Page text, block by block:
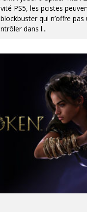
PS5, les pcistes
qui n’offre pas
dans l...